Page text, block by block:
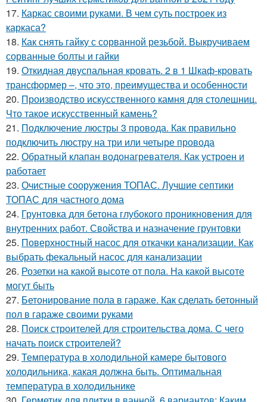
17. Каркас своими руками. В чем суть построек из
каркаса?
18. Как снять гайку с сорванной резьбой. Выкручиваем
сорванные болты и гайки
19. Откидная двуспальная кровать. 2 в 1 Шкаф-кровать
трансформер –, что это, преимущества и особенности
20. Производство искусственного камня для столешниц.
Что такое искусственный камень?
21. Подключение люстры 3 провода. Как правильно
подключить люстру на три или четыре провода
22. Обратный клапан водонагревателя. Как устроен и
работает
23. Очистные сооружения ТОПАС. Лучшие септики
ТОПАС для частного дома
24. Грунтовка для бетона глубокого проникновения для
внутренних работ. Свойства и назначение грунтовки
25. Поверхностный насос для откачки канализации. Как
выбрать фекальный насос для канализации
26. Розетки на какой высоте от пола. На какой высоте
могут быть
27. Бетонирование пола в гараже. Как сделать бетонный
пол в гараже своими руками
28. Поиск строителей для строительства дома. С чего
начать поиск строителей?
29. Температура в холодильной камере бытового
холодильника, какая должна быть. Оптимальная
температура в холодильнике